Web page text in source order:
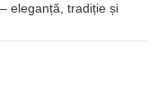
eleganță, tradiție și